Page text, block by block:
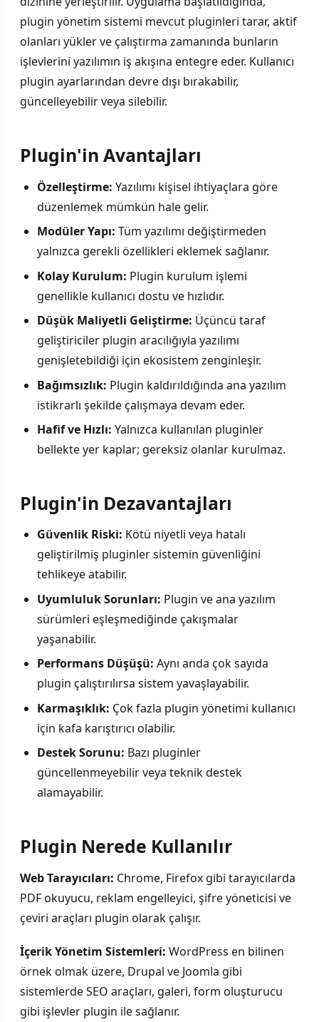
plugin yönetim sistemi mevcut pluginleri tarar, aktif
olanları yükler ve çalıştırma zamanında bunların
işlevlerini yazılımın iş akışına entegre eder. Kullanıcı
plugin ayarlarından devre dışı bırakabilir,
güncelleyebilir veya silebilir.
Plugin'in Avantajları
Özelleştirme: Yazılımı kişisel ihtiyaçlara göre
düzenlemek mümkün hale gelir.
Modüler Yapı: Tüm yazılımı değiştirmeden
yalnızca gerekli özellikleri eklemek sağlanır.
Kolay Kurulum: Plugin kurulum işlemi
genellikle kullanıcı dostu ve hızlıdır.
Düşük Maliyetli Geliştirme: Üçüncü taraf
geliştiriciler plugin aracılığıyla yazılımı
genişletebildiği için ekosistem zenginleşir.
Bağımsızlık: Plugin kaldırıldığında ana yazılım
istikrarlı şekilde çalışmaya devam eder.
Hafif ve Hızlı: Yalnızca kullanılan pluginler
bellekte yer kaplar; gereksiz olanlar kurulmaz.
Plugin'in Dezavantajları
Güvenlik Riski: Kötü niyetli veya hatalı
geliştirilmiş pluginler sistemin güvenliğini
tehlikeye atabilir.
Uyumluluk Sorunları: Plugin ve ana yazılım
sürümleri eşleşmediğinde çakışmalar
yaşanabilir.
Performans Düşüşü: Aynı anda çok sayıda
plugin çalıştırılırsa sistem yavaşlayabilir.
Karmaşıklık: Çok fazla plugin yönetimi kullanıcı
için kafa karıştırıcı olabilir.
Destek Sorunu: Bazı pluginler
güncellenmeyebilir veya teknik destek
alamayabilir.
Plugin Nerede Kullanılır
Web Tarayıcıları: Chrome, Firefox gibi tarayıcılarda
PDF okuyucu, reklam engelleyici, şifre yöneticisi ve
çeviri araçları plugin olarak çalışır.
İçerik Yönetim Sistemleri: WordPress en bilinen
örnek olmak üzere, Drupal ve Joomla gibi
sistemlerde SEO araçları, galeri, form oluşturucu
gibi işlevler plugin ile sağlanır.